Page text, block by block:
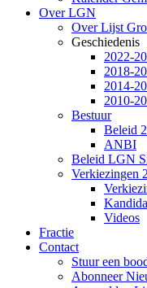
Over LGN
Over Lijst
Geschiedenis
2022-
2018-
2014-
2010-
Bestuur
Beleid
ANBI
Beleid LGN
Verkiezingen
Videos
Fractie
Contact
Stuur een
Abonneer